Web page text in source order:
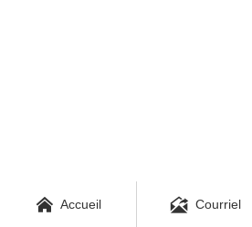
 Accueil  Courriel